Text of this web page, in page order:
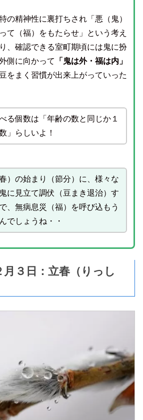
の精神性に裏打ちされ「悪（鬼）
て（福）をもたらせ」という考え
、確認できる室町期頃には鬼に扮
側に向かって
「鬼は外・福は内」
をまく習慣が出来上がっていった
る個数は「年齢の数と同じか１
」らしいよ！
）の始まり（節分）に、様々な
に見立て調伏（豆まき退治）す
、無病息災（福）を呼び込もう
でしょうね・・
月３日：立春（りっし